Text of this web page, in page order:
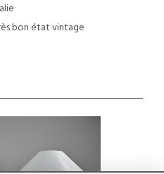
bon état vintage